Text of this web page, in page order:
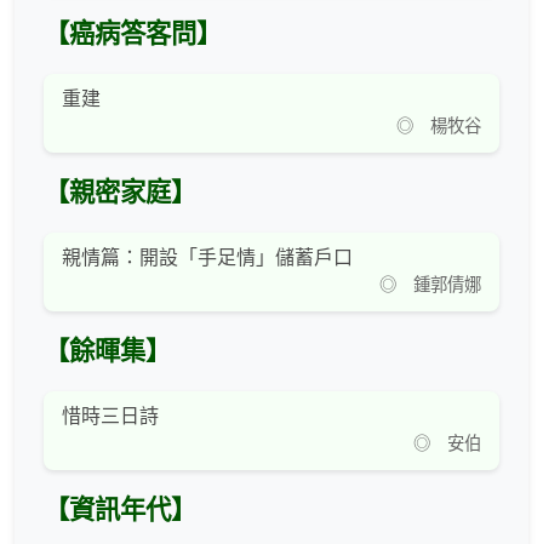
【癌病答客問】
重建
◎ 楊牧谷
【親密家庭】
親情篇：開設「手足情」儲蓄戶口
◎ 鍾郭倩娜
【餘暉集】
惜時三日詩
◎ 安伯
【資訊年代】